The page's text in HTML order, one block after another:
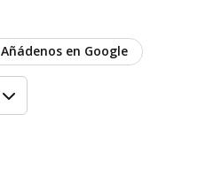
Añádenos en Google